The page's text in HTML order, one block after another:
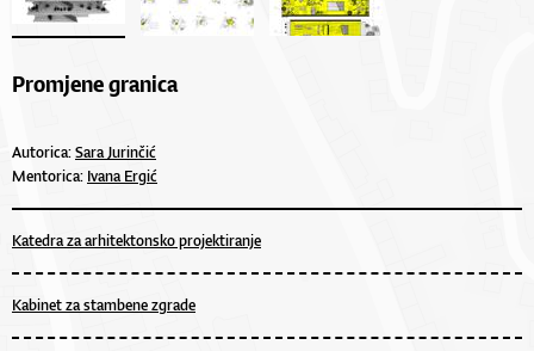
Promjene granica
Autorica:Sara Jurinčić
Mentorica: Ivana Ergić
Katedra za arhitektonsko projektiranje
Kabinet za stambene zgrade